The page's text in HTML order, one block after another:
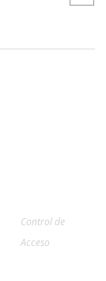
Control de
Acceso